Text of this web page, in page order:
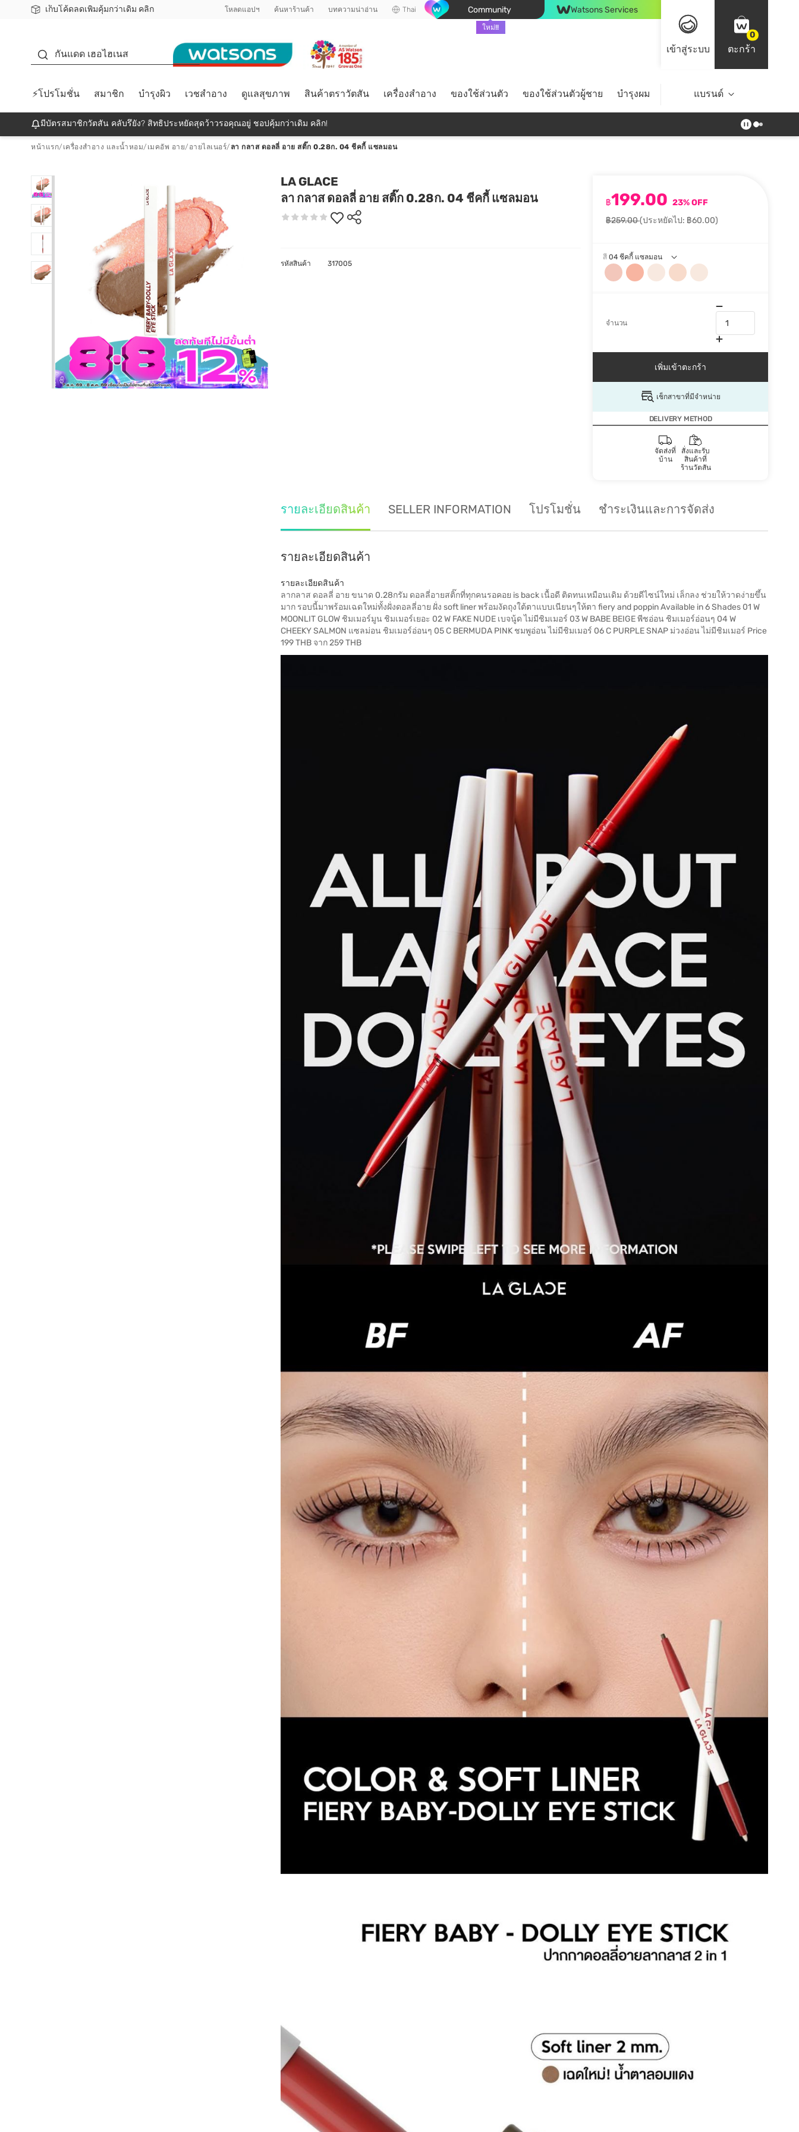
เก็บโค้ดลดเพิ่มคุ้มกว่าเดิม คลิก
ชอปออนไลน์ครั้งแรก ลดเพิ่มจุก ๆ 10%! 🎉
📦ส่งฟรี! เมื่อชอป 499฿
สมาชิกวัตสัน คลับดียังไง? โหลดแอปฯ ค้นหาร้านค้า บทความน่าอ่าน Thai Community
ใหม่!!
Watsons Services
เข้าสู่ระบบ
0
ตะกร้า
กันแดด เฮอไฮเนส
⚡โปรโมชั่น สมาชิก บำรุงผิว เวชสำอาง ดูแลสุขภาพ สินค้าตราวัตสัน เครื่องสำอาง ของใช้ส่วนตัว ของใช้ส่วนตัวผู้ชาย บำรุงผม ไลฟ์สไตล์ Top Brands
แบรนด์
มีบัตรสมาชิกวัตสัน คลับรึยัง? สิทธิประหยัดสุดว้าวรอคุณอยู่ ชอปคุ้มกว่าเดิม คลิก!
หน้าแรก/ เครื่องสำอาง และน้ำหอม/ เมคอัพ อาย/ อายไลเนอร์/ ลา กลาส ดอลลี่ อาย สติ๊ก 0.28ก. 04 ชีคกี้ แซลมอน
LA GLACE
ลา กลาส ดอลลี่ อาย สติ๊ก 0.28ก. 04 ชีคกี้ แซลมอน
฿199.00 23% OFF
฿259.00(ประหยัดไป: ฿60.00)
สี 04 ชีคกี้ แซลมอน
จำนวน
เพิ่มเข้าตะกร้า
เช็กสาขาที่มีจำหน่าย
DELIVERY METHOD
จัดส่งที่
บ้าน
สั่งและรับ
สินค้าที่
ร้านวัตสัน
รหัสสินค้า 317005
รายละเอียดสินค้า SELLER INFORMATION โปรโมชั่น ชำระเงินและการจัดส่ง
รายละเอียดสินค้า
รายละเอียดสินค้า
ลากลาส ดอลลี่ อาย ขนาด 0.28กรัม ดอลลี่อายสติ๊กที่ทุกคนรอคอย is back เนื้อดี ติดทนเหมือนเดิม ด้วยดีไซน์ใหม่ เล็กลง ช่วยให้วาดง่ายขึ้น
มาก รอบนี้มาพร้อมเฉดใหม่ทั้งฝั่งดอลลี่อาย ฝั่ง soft liner พร้อมงัดถุงใต้ตาแบบเนียนๆให้ตา fiery and poppin Available in 6 Shades 01 W
MOONLIT GLOW ชิมเมอร์มูน ชิมเมอร์เยอะ 02 W FAKE NUDE เบจนู้ด ไม่มีชิมเมอร์ 03 W BABE BEIGE พีชอ่อน ชิมเมอร์อ่อนๆ 04 W
CHEEKY SALMON แซลม่อน ชิมเมอร์อ่อนๆ 05 C BERMUDA PINK ชมพูอ่อน ไม่มีชิมเมอร์ 06 C PURPLE SNAP ม่วงอ่อน ไม่มีชิมเมอร์ Price
199 THB จาก 259 THB